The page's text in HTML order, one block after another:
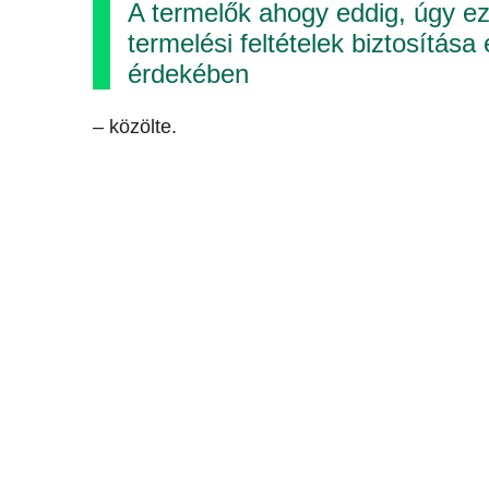
A termelők ahogy eddig, úgy
termelési feltételek biztosítása
érdekében
– közölte.